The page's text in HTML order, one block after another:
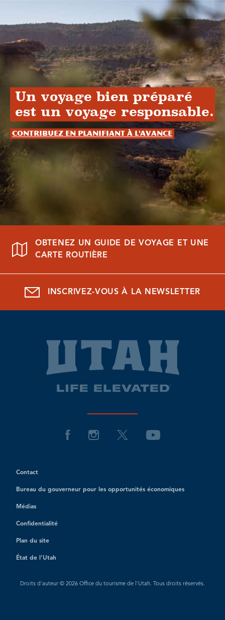
Un voyage bien préparé
est un voyage responsable.
Contribuez en planifiant à l'avance
OBTENEZ UN GUIDE DE VOYAGE ET UNE
CARTE ROUTIÈRE
INSCRIVEZ-VOUS À LA NEWSLETTER
Contact
Bureau du gouverneur pour les opportunités économiques
Médias
Confidentialité
Plan du site
État de l'Utah
Droits d'auteur © 2026 Office du tourisme de l'Utah. Tous droits réservés.